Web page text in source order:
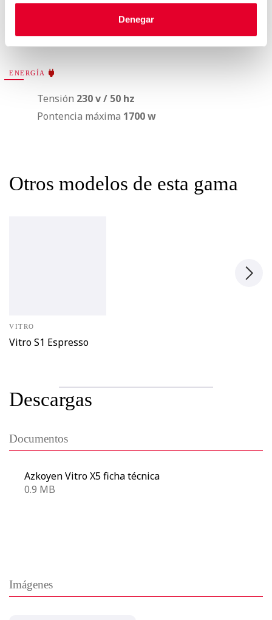
Denegar
Negro
ENERGÍA
Tensión 230 v / 50 hz
Pontencia máxima 1700 w
Otros modelos de esta gama
VITRO
Vitro S1 Espresso
Descargas
Documentos
Azkoyen Vitro X5 ficha técnica
0.9 MB
Imágenes